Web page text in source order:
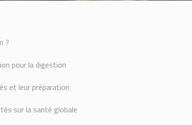
?
pour la digestion
et leur préparation
sur la santé globale